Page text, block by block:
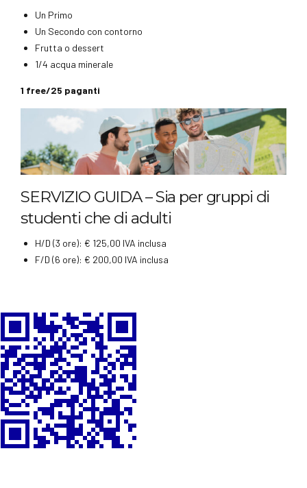
Un Primo
Un Secondo con contorno
Frutta o dessert
1/4 acqua minerale
1 free/25 paganti
SERVIZIO GUIDA – Sia per gruppi di
studenti che di adulti
H/D (3 ore): € 125,00 IVA inclusa
F/D (6 ore): € 200,00 IVA inclusa